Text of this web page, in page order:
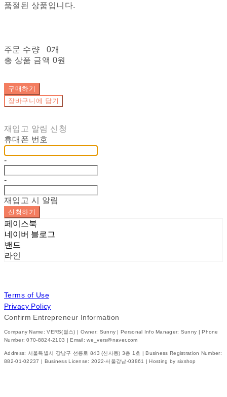
품절된 상품입니다.
주문 수량
0개
총 상품 금액 0원
구매하기
장바구니에 담기
재입고 알림 신청
휴대폰 번호
-
-
재입고 시 알림
신청하기
페이스북
네이버 블로그
밴드
라인
Terms of Use
Privacy Policy
Confirm Entrepreneur Information
Company Name: VERS(벌스) | Owner: Sunny | Personal Info Manager: Sunny | Phone
Number: 070-8824-2103 | Email: we_vers@naver.com
Address: 서울특별시 강남구 선릉로 843 (신사동) 3층 1호 | Business Registration Number:
882-01-02237 | Business License: 2022-서울강남-03861 | Hosting by sixshop